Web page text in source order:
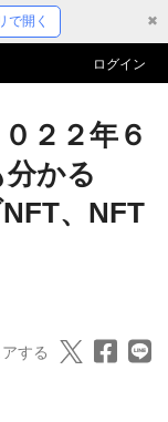
で開く ✖
ログイン
２２年６
分かる
、NFT
する